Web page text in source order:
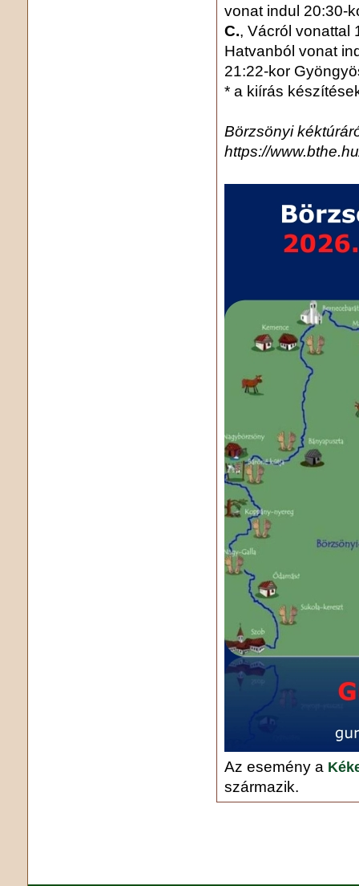
vonat indul 20:30-
C., Vácról vonattal
Hatvanból vonat
21:22-kor
* a kiírás
Börzsönyi
https://
Az esemény a
származik.